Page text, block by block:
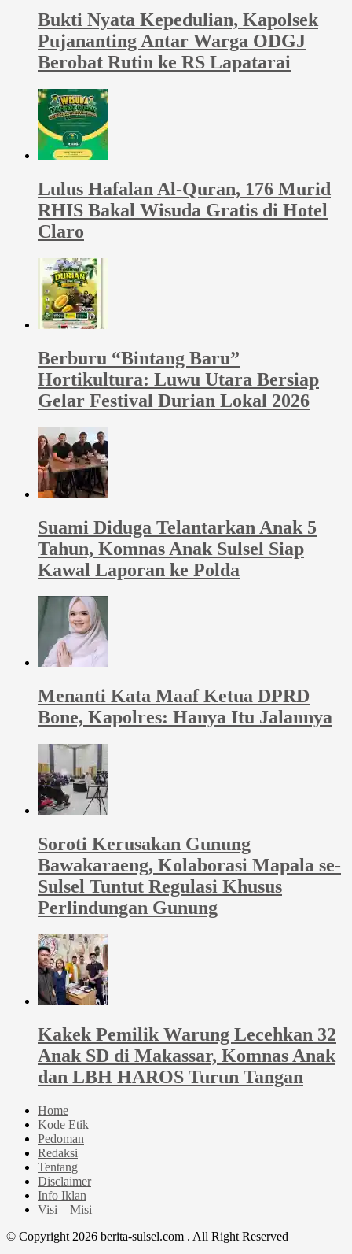
Bukti Nyata Kepedulian, Kapolsek
Pujananting Antar Warga ODGJ
Berobat Rutin ke RS Lapatarai
Lulus Hafalan Al-Quran, 176 Murid
RHIS Bakal Wisuda Gratis di Hotel
Claro
Berburu “Bintang Baru”
Hortikultura: Luwu Utara Bersiap
Gelar Festival Durian Lokal 2026
Suami Diduga Telantarkan Anak 5
Tahun, Komnas Anak Sulsel Siap
Kawal Laporan ke Polda
Menanti Kata Maaf Ketua DPRD
Bone, Kapolres: Hanya Itu Jalannya
Soroti Kerusakan Gunung
Bawakaraeng, Kolaborasi Mapala se-
Sulsel Tuntut Regulasi Khusus
Perlindungan Gunung
Kakek Pemilik Warung Lecehkan 32
Anak SD di Makassar, Komnas Anak
dan LBH HAROS Turun Tangan
Home
Kode Etik
Pedoman
Redaksi
Tentang
Disclaimer
Info Iklan
Visi – Misi
© Copyright 2026 berita-sulsel.com . All Right Reserved